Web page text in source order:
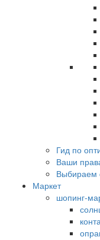
Гид по
Ваши
Выбираем
Маркет
шопинг-